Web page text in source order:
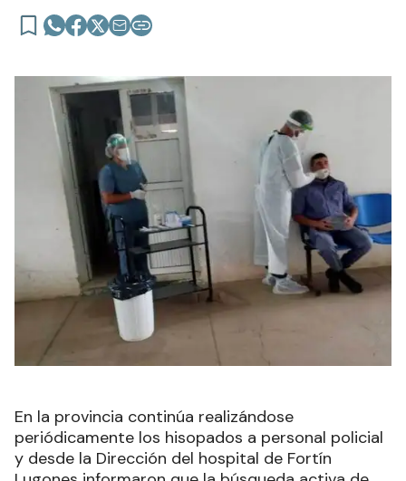
En la provincia continúa realizándose
periódicamente los hisopados a personal policial
y desde la Dirección del hospital de Fortín